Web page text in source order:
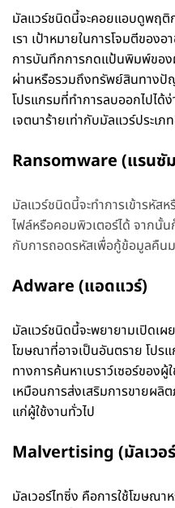
มัลแวร์ชนิดนี้จะคอยแอบดูพฤติ
เรา เป้าหมายในการโจมตีของ
การบันทึกการกดแป้นพิมพ์ของ
ผ่านหรือรวมถึงทรัพย์สินทางปั
โปรแกรมที่ทำการลบออกไปได้
เจตนาร้ายเท่ากับมัลแวร์ประเภ
Ransomware (แรนซั
มัลแวร์ชนิดนี้จะทำการเข้ารหัส
ไฟล์หรือคอมพิวเตอร์ได้ จากนั้
กับการถอดรหัสเพื่อกู้ข้อมูลคืน
Adware (แอดแวร์)
มัลแวร์ชนิดนี้จะพยายามเปิดเ
โฆษณาที่อาจเป็นอันตราย โปร
ทางการค้นหาเบราว์เซอร์ของ
เหมือนการส่งเสริมการขายผ
แก่ผู้ใช้งานทั่วไป
Malvertising (มัลเวอ
มัลเวอร์ไทซิ่ง คือการใช้โฆษณ